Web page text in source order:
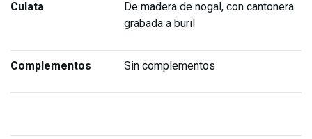
Culata
De madera de nogal, con cantonera
grabada a buril
Complementos Sin complementos